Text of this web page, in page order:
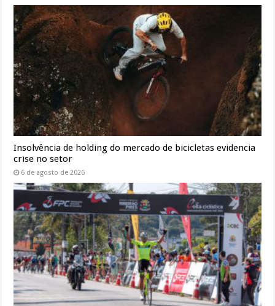
Insolvência de holding do mercado de bicicletas evidencia
crise no setor
6 de agosto de 2026